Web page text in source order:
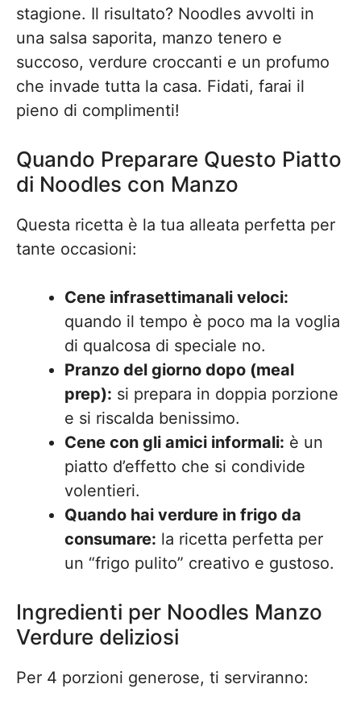
stagione. Il risultato? Noodles avvolti in
una salsa saporita, manzo tenero e
succoso, verdure croccanti e un profumo
che invade tutta la casa. Fidati, farai il
pieno di complimenti!
Quando Preparare Questo Piatto
di Noodles con Manzo
Questa ricetta è la tua alleata perfetta per
tante occasioni:
Cene infrasettimanali veloci:
quando il tempo è poco ma la voglia
di qualcosa di speciale no.
Pranzo del giorno dopo (meal
prep): si prepara in doppia porzione
e si riscalda benissimo.
Cene con gli amici informali: è un
piatto d’effetto che si condivide
volentieri.
Quando hai verdure in frigo da
consumare: la ricetta perfetta per
un “frigo pulito” creativo e gustoso.
Ingredienti per Noodles Manzo
Verdure deliziosi
Per 4 porzioni generose, ti serviranno: